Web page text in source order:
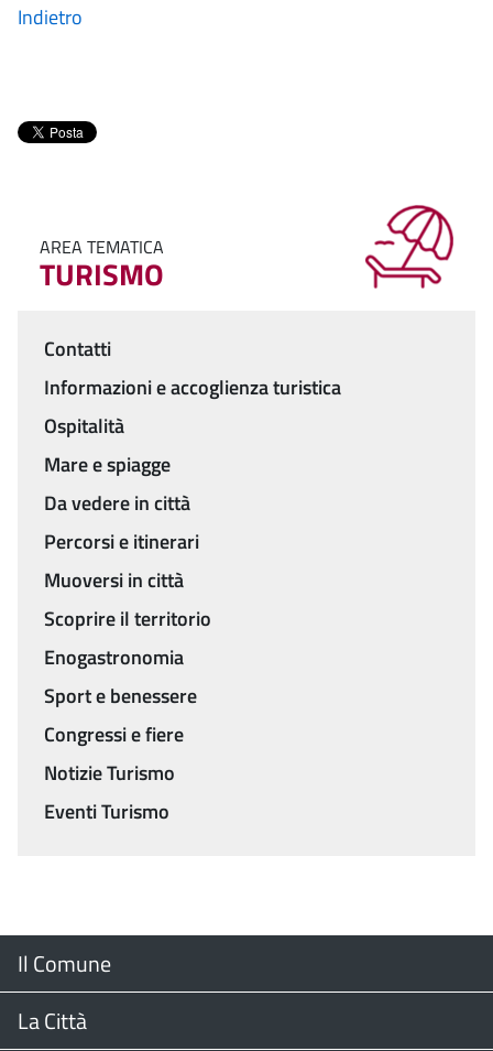
Indietro
AREA TEMATICA
TURISMO
Menu
Contatti
Informazioni e accoglienza turistica
Ospitalità
Mare e spiagge
Da vedere in città
Percorsi e itinerari
Muoversi in città
Scoprire il territorio
Enogastronomia
Sport e benessere
Congressi e fiere
Notizie Turismo
Eventi Turismo
Menu
Footer
Il Comune
Il Sindaco
La Città